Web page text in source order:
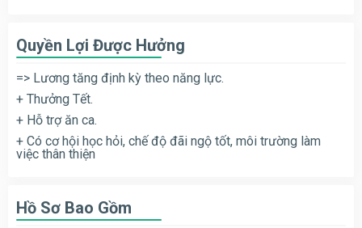
Quyền Lợi Được Hưởng
=> Lương tăng định kỳ theo năng lực.
+ Thưởng Tết.
+ Hỗ trợ ăn ca.
+ Có cơ hội học hỏi, chế độ đãi ngộ tốt, môi trường làm
việc thân thiện
Hồ Sơ Bao Gồm